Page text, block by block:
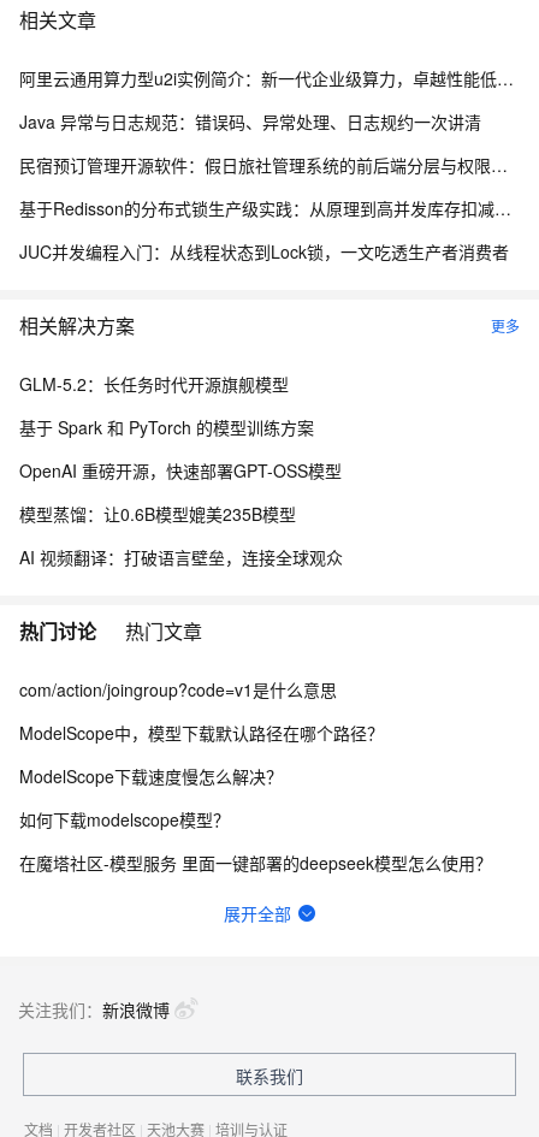
相关文章
阿里云通用算力型u2i实例简介：新一代企业级算力，卓越性能低价享高性价比
Java 异常与日志规范：错误码、异常处理、日志规约一次讲清
民宿预订管理开源软件：假日旅社管理系统的前后端分层与权限控制设计
基于Redisson的分布式锁生产级实践：从原理到高并发库存扣减实战
JUC并发编程入门：从线程状态到Lock锁，一文吃透生产者消费者
相关解决方案 更多
GLM-5.2：长任务时代开源旗舰模型
基于 Spark 和 PyTorch 的模型训练方案
OpenAI 重磅开源，快速部署GPT-OSS模型
模型蒸馏：让0.6B模型媲美235B模型
AI 视频翻译：打破语言壁垒，连接全球观众
热门讨论 热门文章
com/action/joingroup?code=v1是什么意思
ModelScope中，模型下载默认路径在哪个路径？
ModelScope下载速度慢怎么解决？
如何下载modelscope模型？
在魔塔社区-模型服务 里面一键部署的deepseek模型怎么使用？
零门槛玩转AI声音定制，3分钟即可复刻你的发音模型
ModelScope中，训练好的lora能下载下来吗？
外部网络如何访问modelscope notebook EAIS部署的应用
展开全部
关注我们： 新浪微博
联系我们
文档 | 开发者社区 | 天池大赛 | 培训与认证